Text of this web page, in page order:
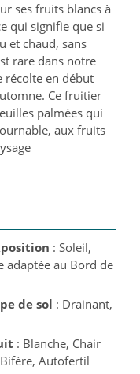
ses fruits blancs à
qui signifie que si
et chaud, sans
rare dans notre
récolte en début
Ce fruitier
palmées qui
aux fruits
: Soleil,
adaptée au Bord de
de sol : Drainant,
: Blanche, Chair
Autofertil